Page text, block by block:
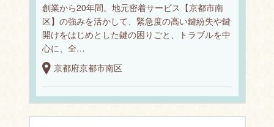
創業から20年間。地元密着サービス【京都市南
区】の強みを活かして、緊急度の高い鍵紛失や鍵
開けをはじめとした鍵の困りごと、トラブルを中
心に、全…
京都府京都市南区